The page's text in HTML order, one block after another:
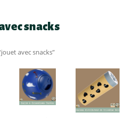
snacks
avec snacks”